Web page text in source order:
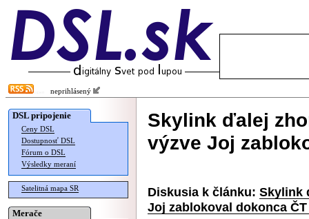
neprihlásený
DSL pripojenie
Ceny DSL
Dostupnosť DSL
Fórum o DSL
Výsledky meraní
Satelitná mapa SR
Merače
Skylink ďalej
výzve Joj
Diskusia k článku: Skylink
Joj zablokoval dokonca